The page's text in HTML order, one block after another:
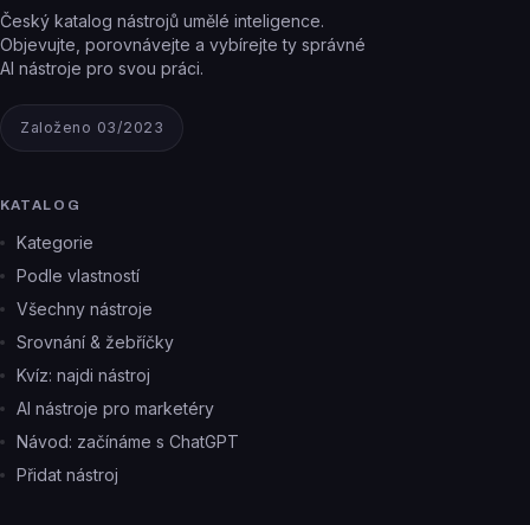
Český katalog nástrojů umělé inteligence.
Objevujte, porovnávejte a vybírejte ty správné
AI nástroje pro svou práci.
Založeno 03/2023
KATALOG
Kategorie
Podle vlastností
Všechny nástroje
Srovnání & žebříčky
Kvíz: najdi nástroj
AI nástroje pro marketéry
Návod: začínáme s ChatGPT
Přidat nástroj